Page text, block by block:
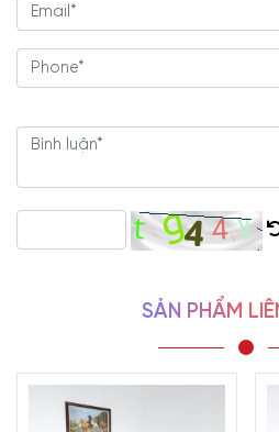
cùng đệm giường nguyên khối giúp
năng chịu lực tốt. Điều làm nên sự
này đó là kiểu dáng rất hiện đại, trẻ
năng động.
phòng ngủsự ngăn nắp và hiện đại
những tiếng cọt kẹt khó chịu. Thiết
hộp chữ nhật vuông vức. Thành đầu
thoải mái.
trong không gian riêng tư tạo được
đuôi sát đất giúp tăng khả năng chịu
trong sinh hoạt. Đặc biệt phù hợp với
Tông màu chủ đạo là màu nâu của
nhiên. Thay vì để phía dưới giường
SẢN PHẨM